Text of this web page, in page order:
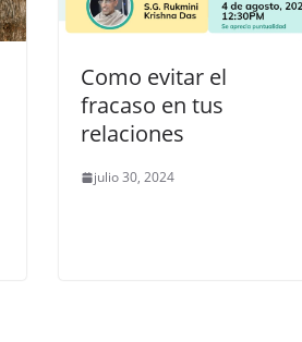
Como evitar el
fracaso en tus
relaciones
julio 30, 2024